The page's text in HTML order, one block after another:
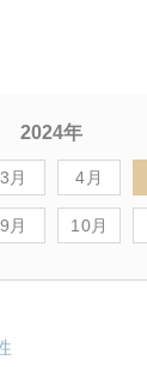
2024年
3月 4月
9月 10月